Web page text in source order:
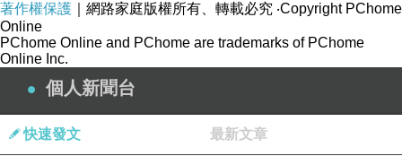
自己他已經自顧不暇 不要負擔一個我
想運動好好去 才會放鬆 自由自在
不用顧慮運動休假
是可以帶妹妹外面走走
可以保證自己在家安全平安 完全保證
著作權保護 ｜網路家庭版權所有、轉載必究 ‧Copyright PChome
Online
PChome Online and PChome are trademarks of PChome
Online Inc.
個人新聞台
快速發文 最新文章